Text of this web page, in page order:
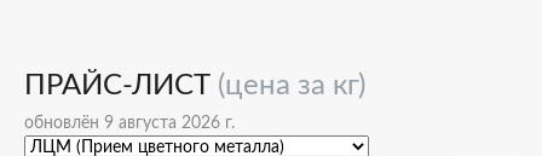
ПРАЙС-ЛИСТ (цена за кг)
обновлён 9 августа 2026 г.